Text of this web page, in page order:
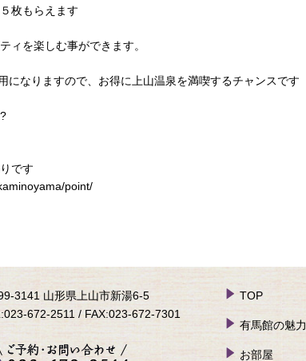
枚もらえます
ィを楽しむ事ができます。
になりますので、お得に上山温泉を満喫するチャンスです
です
point/
3141 山形県上山市新湯6-5
672-2511 / FAX:023-672-7301
TOP
有馬館の魅力
お部屋